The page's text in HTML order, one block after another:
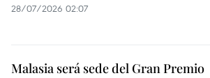
28/07/2026 02:07
Malasia será sede del Gran Premio